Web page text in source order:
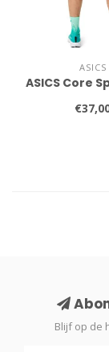
ASICS
ASICS Core
Blijf op de